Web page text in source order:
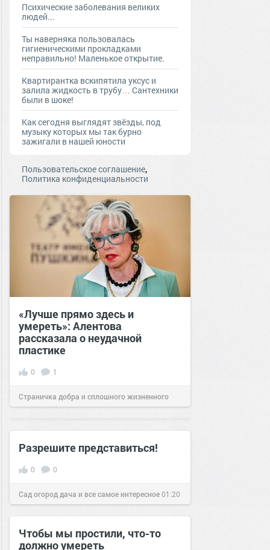
Психические заболевания великих
людей...
Ты наверняка пользовалась
гигиеническими прокладками
неправильно! Маленькое открытие.
Квартирантка вскипятила уксус и
залила жидкость в трубу… Сантехники
были в шоке!
Как сегодня выглядят звёзды, под
музыку которых мы так бурно
зажигали в нашей юности
Пользовательское соглашение,
Политика конфиденциальности
«Лучше прямо здесь и
умереть»: Алентова
рассказала о неудачной
пластике
0 1
Страничка добра и сплошного жизненного
Разрешите представиться!
0 0
Сад огород дача и все самое интересное01:20
17 янв 2017
Чтобы мы простили, что-то
должно умереть